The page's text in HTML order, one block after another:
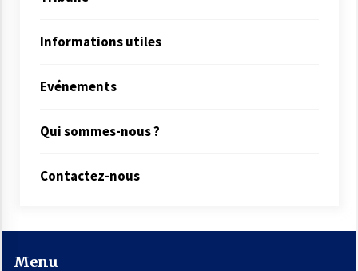
Informations utiles
Evénements
Qui sommes-nous ?
Contactez-nous
Menu